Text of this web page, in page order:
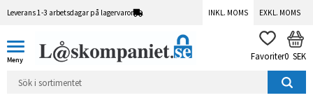
Leverans 1-3 arbetsdagar på lagervaror INKL. MOMS EXKL. MOMS
FAVORITER
0 SEK